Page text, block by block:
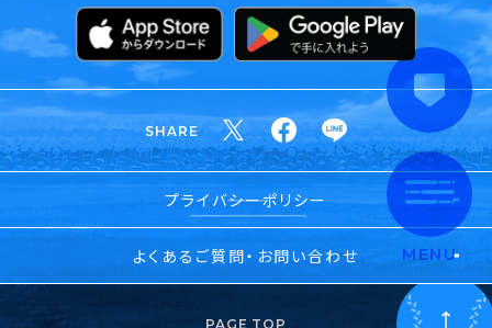
SHARE
プライバシーポリシー
よくあるご質問・お問い合わせ MENU
PAGE TOP